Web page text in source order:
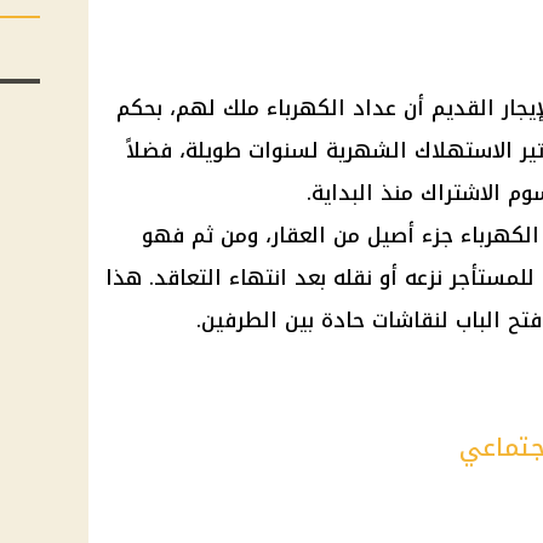
القديم أن عداد الكهرباء ملك لهم، بحكم
الاستهلاك الشهرية لسنوات طويلة، فضلاً
الاشتراك منذ البداية.
الكهرباء جزء أصيل من العقار، ومن ثم فهو
نزعه أو نقله بعد انتهاء التعاقد. هذا
الباب لنقاشات حادة بين الطرفين.